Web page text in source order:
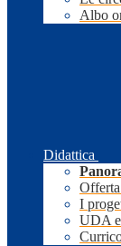
Albo
Didattica
I
UDA